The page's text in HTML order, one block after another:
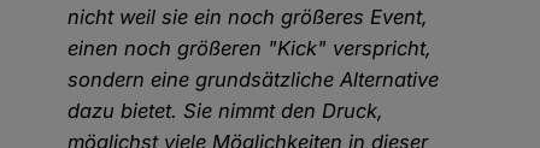
nicht weil sie ein noch größeres Event,
einen noch größeren "Kick" verspricht,
sondern eine grundsätzliche Alternative
dazu bietet. Sie nimmt den Druck,
möglichst viele Möglichkeiten in dieser